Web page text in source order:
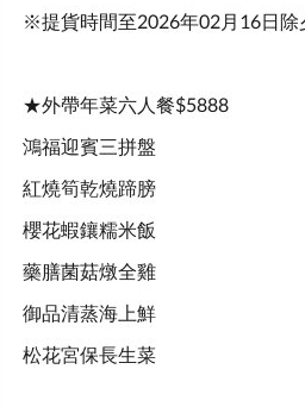
※提貨時間至2026年02月16日除
★外帶年菜六人餐$5888
鴻福迎賓三拼盤
紅燒筍乾燒蹄膀
櫻花蝦鑲糯米飯
藥膳菌菇燉全雞
御品清蒸海上鮮
松花宮保長生菜